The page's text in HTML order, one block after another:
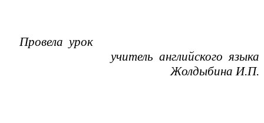
Провела урок
учитель английского языка
Жолдыбина И.П.